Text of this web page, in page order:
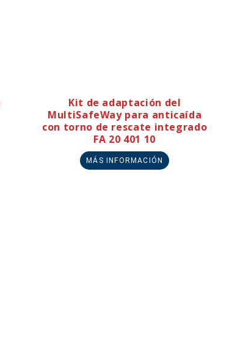
Kit de adaptación del
MultiSafeWay para anticaída
con torno de rescate integrado
FA 20 401 10
MÁS INFORMACIÓN